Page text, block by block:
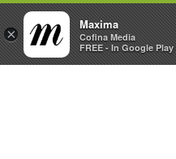
×
Maxima
Cofina Media
FREE - In Google Play